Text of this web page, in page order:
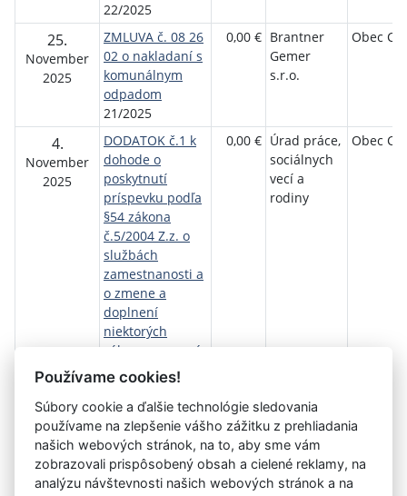
22/2025
25.
November
2025
ZMLUVA č. 08 26
02 o nakladaní s
komunálnym
odpadom
21/2025
0,00 € Brantner
Gemer
s.r.o.
Obec
4.
November
2025
DODATOK č.1 k
dohode o
poskytnutí
príspevku podľa
§54 zákona
č.5/2004 Z.z. o
službách
zamestnanosti a
o zmene a
doplnení
niektorých
zákonov v znení
neskorších
predpisov
20/2025
0,00 € Úrad práce,
sociálnych
vecí a
rodiny
Obec
1Aktuálna
2 3 4 5 »
Používame cookies!
Súbory cookie a ďalšie technológie sledovania
používame na zlepšenie vášho zážitku z prehliadania
našich webových stránok, na to, aby sme vám
zobrazovali prispôsobený obsah a cielené reklamy, na
analýzu návštevnosti našich webových stránok a na